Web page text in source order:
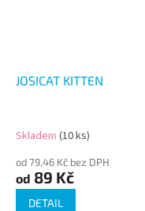
JOSICAT KITTEN
Skladem (10 ks)
od 79,46 Kč bez DPH
od 89 Kč
DETAIL